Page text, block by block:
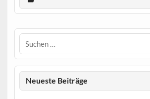
Neueste Beiträge